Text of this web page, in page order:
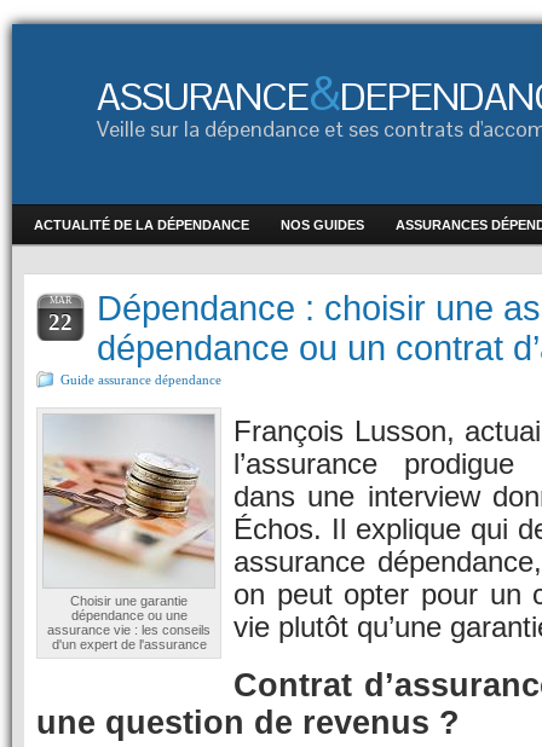
ASSURANCE&
Veille sur la dépendance et ses contrats
ACTUALITÉ DE LA DÉPENDANCE NOS GUIDES ASSURANCES
MAR
22
Dépendance : choisir une
dépendance ou un contrat
Guide assurance dépendance
Choisir une garantie
dépendance ou une
assurance vie : les conseils
d'un expert de l'assurance
François Lusson,
l’assurance
dans une interview
Échos. Il explique qui
assurance
on peut opter pour un
vie plutôt qu’une
Contrat
une question de revenus ?